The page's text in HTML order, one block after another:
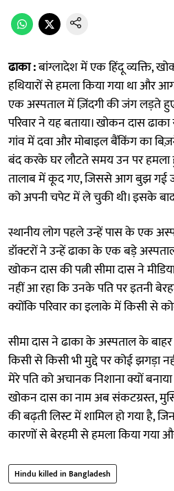
ढाका :बांग्लादेश में एक हिंदू व्यक्ति,
हथियारों से हमला किया गया था और
एक अस्पताल में ज़िंदगी की जंग लड़ते
परिवार ने यह बताया। खोकन दास
गांव में दवा और मोबाइल बैंकिंग का
बंद करके घर लौटते समय उन पर
तालाब में कूद गए, जिससे आग बुझ गई
को अपनी चपेट में ले चुकी थी। इसके
स्थानीय लोग पहले उन्हें पास के एक
डॉक्टरों ने उन्हें ढाका के एक बड़े
खोकन दास की पत्नी सीमा दास ने
नहीं आ रहा कि उनके पति पर इतनी
क्योंकि परिवार का इलाके में किसी से
सीमा दास ने ढाका के अस्पताल के बाहर
किसी से किसी भी मुद्दे पर कोई झगड़ा
मेरे पति को अचानक निशाना क्यों
खोकन दास का नाम अब संकटग्रस्त,
की बढ़ती लिस्ट में शामिल हो गया है,
कारणों से बेरहमी से हमला किया गया
Hindu killed in Bangladesh